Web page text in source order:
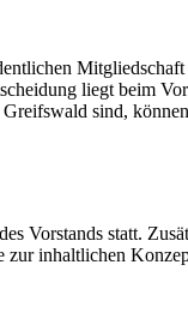
liegt beim
sind,
Vorstands statt.
inhaltlichen